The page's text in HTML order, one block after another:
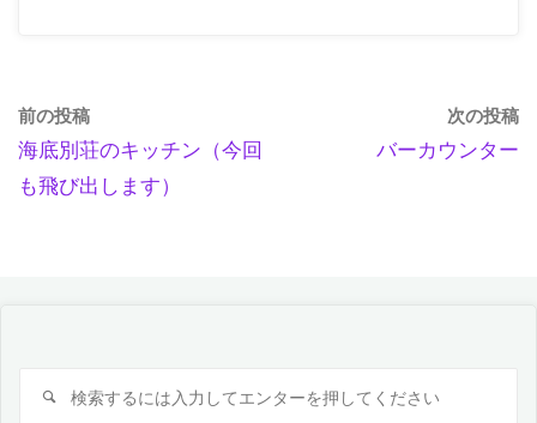
前の投稿
海底別荘のキッチン（今回
も飛び出します）
次の投稿
バーカウンター
検